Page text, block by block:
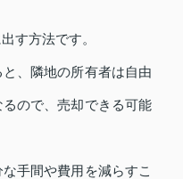
す方法です。
、隣地の所有者は自由
ので、売却できる可能
手間や費用を減らすこ